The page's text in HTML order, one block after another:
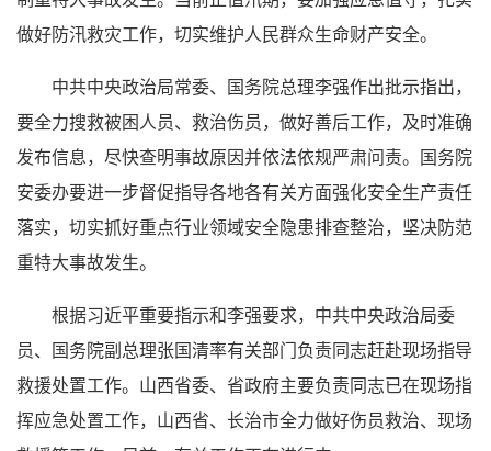
做好防汛救灾工作，切实维护人民群众生命财产安全。
中共中央政治局常委、国务院总理李强作出批示指出，
要全力搜救被困人员、救治伤员，做好善后工作，及时准确
发布信息，尽快查明事故原因并依法依规严肃问责。国务院
安委办要进一步督促指导各地各有关方面强化安全生产责任
落实，切实抓好重点行业领域安全隐患排查整治，坚决防范
重特大事故发生。
根据习近平重要指示和李强要求，中共中央政治局委
员、国务院副总理张国清率有关部门负责同志赶赴现场指导
救援处置工作。山西省委、省政府主要负责同志已在现场指
挥应急处置工作，山西省、长治市全力做好伤员救治、现场